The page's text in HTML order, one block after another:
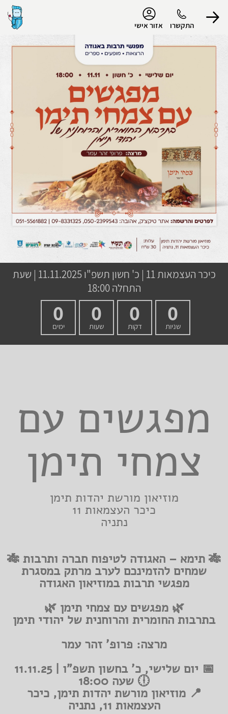
התקשרו אזור אישי
הפרופיל שלי
התנתק
כיכר העצמאות 11 | כ' חשון תשפ"ו
11.11.2025 | שעת
התחלה 18:00
0
שניות
0
דקות
0
שעות
0
ימים
מפגשים עם
צמחי תימן
מוזיאון מורשת יהדות תימן
כיכר העצמאות 11
נתניה
🎋 תימא – האגודה לטיפוח חברה ותרבות 🎋
שמחים להזמינכם לערב מרתק במסגרת
מפגשי תרבות במוזיאון האגודה
🌿 מפגשים עם צמחי תימן 🌿
בתרבות החומרית והרוחנית של יהודי תימן
מרצה: פרופ' זהר עמר
📅 יום שלישי, כ' בחשון תשפ"ו | 11.11.25
🕕 שעה 18:00
📍 מוזיאון מורשת יהדות תימן, כיכר
העצמאות 11, נתניה